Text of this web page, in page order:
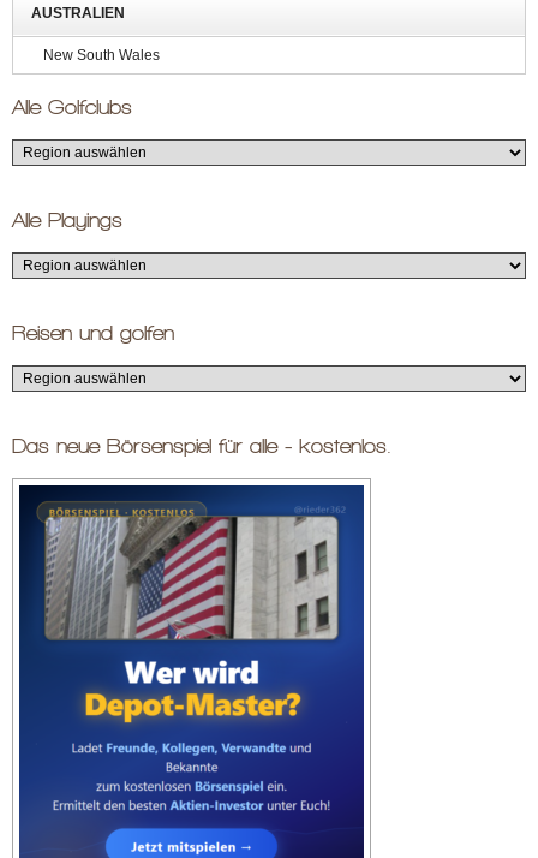
AUSTRALIEN
New South Wales
Alle Golfclubs
Alle Playings
Reisen und golfen
Das neue Börsenspiel für alle - kostenlos.